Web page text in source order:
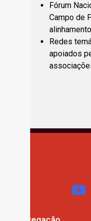
Fórum
Campo de
Redes
apoiados